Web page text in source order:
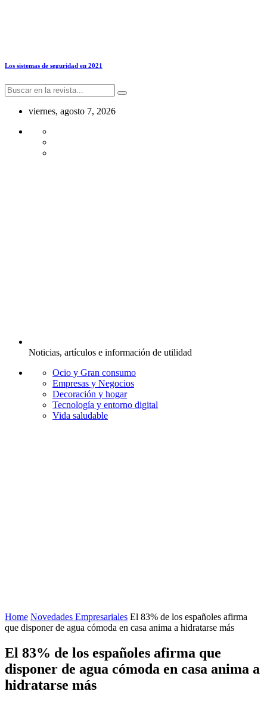
Los sistemas de seguridad en 2021
viernes, agosto 7, 2026
Noticias, artículos e información de utilidad
Ocio y Gran consumo
Empresas y Negocios
Decoración y hogar
Tecnología y entorno digital
Vida saludable
Home Novedades Empresariales El 83% de los españoles afirma
que disponer de agua cómoda en casa anima a hidratarse más
El 83% de los españoles afirma que
disponer de agua cómoda en casa anima a
hidratarse más